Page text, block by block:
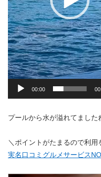
00:00
プールから水が溢れてました
＼ポイントがたまるので利
実名口コミグルメサービス